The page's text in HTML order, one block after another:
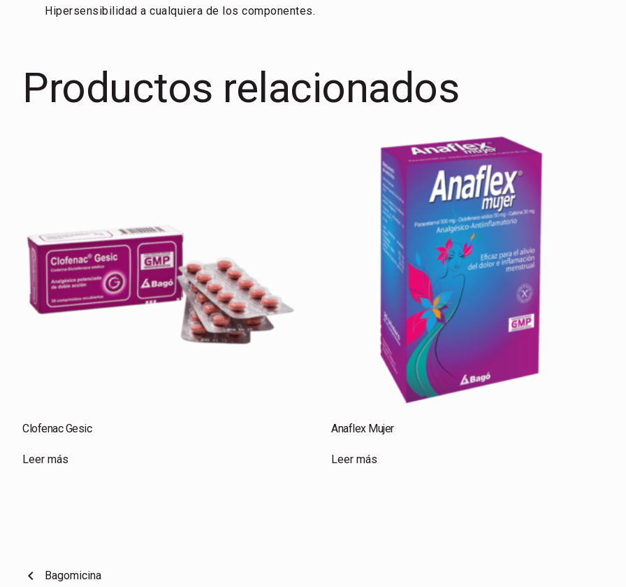
Hipersensibilidad a cualquiera de los componentes.
Productos relacionados
Clofenac Gesic
Leer más
Anaflex Mujer
Leer más
chevron_left Bagomicina